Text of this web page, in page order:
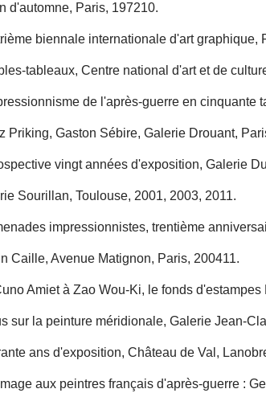
d'automne, Paris, 197210.
biennale internationale d'art graphique,
tableaux, Centre national d'art et de
de l'après-guerre en cinquante
Priking, Gaston Sébire, Galerie Drouant,
vingt années d'exposition, Galerie
Sourillan, Toulouse, 2001, 2003, 2011.
impressionnistes, trentième
Caille, Avenue Matignon, Paris, 200411.
Amiet à Zao Wou-Ki, le fonds
sur la peinture méridionale, Galerie Jean-
ans d'exposition, Château de Val,
aux peintres français d'après-guerre :